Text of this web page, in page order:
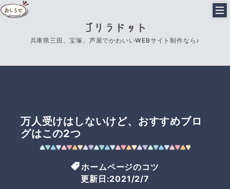
ゴリラドット
兵庫県三田、宝塚、芦屋でかわいいWEBサイト制作なら♪
万人受けはしないけど、おすすめブロ
グはこの2つ
ホームページのコツ
更新日:2021/2/7